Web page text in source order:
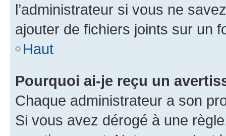
l’administrateur si vous ne
ajouter de fichiers joints sur un
Haut
Pourquoi ai-je reçu un
Chaque administrateur a son
Si vous avez dérogé à une